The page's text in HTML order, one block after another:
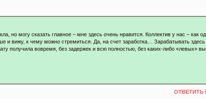
но могу сказать главное – мне здесь очень нравится. Коллектив у нас – как
и вижу, к чему можно стремиться. Да, на счет заработка… Зарабатывать
получила вовремя, без задержек и всю полностью, без каких-либо «левых»
ОТВЕТИТЬ